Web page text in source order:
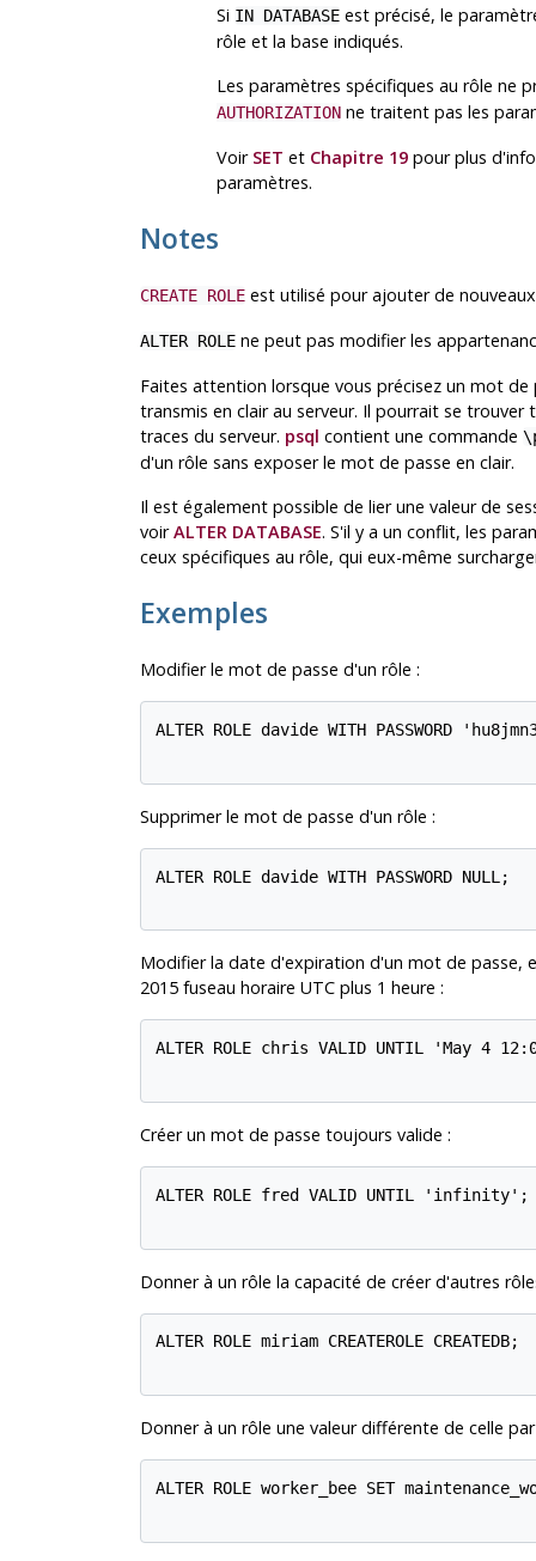
Si IN DATABASEest précisé, le
rôle et la base indiqués.
Les paramètres spécifiques au rôle ne
AUTHORIZATIONne traitent pas les
Voir SET et Chapitre 19pour plus
paramètres.
Notes
CREATE ROLEest utilisé pour ajouter de
ALTER ROLEne peut pas modifier les
Faites attention lorsque vous précisez un mot
transmis en clair au serveur. Il pourrait se
traces du serveur. psql contient une commande
d'un rôle sans exposer le mot de passe en clair.
Il est également possible de lier une valeur de
voirALTER DATABASE. S'il y a un conflit, les
ceux spécifiques au rôle, qui eux-même
Exemples
Modifier le mot de passe d'un rôle :
ALTER ROLE davide WITH PASSWORD
Supprimer le mot de passe d'un rôle :
ALTER ROLE davide WITH PASSWORD NULL;
Modifier la date d'expiration d'un mot de passe,
2015 fuseau horaire UTCplus 1 heure :
ALTER ROLE chris VALID UNTIL 'May 4
Créer un mot de passe toujours valide :
ALTER ROLE fred VALID UNTIL 'infinity';
Donner à un rôle la capacité de créer d'autres
ALTER ROLE miriam CREATEROLE CREATEDB;
Donner à un rôle une valeur différente de celle
ALTER ROLE worker_bee SET